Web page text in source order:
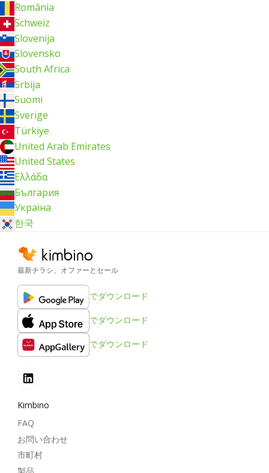
România
Schweiz
Slovenija
Slovensko
South Africa
Srbija
Suomi
Sverige
Türkiye
United Arab Emirates
United States
Ελλάδα
България
Україна
한국
最新チラシ、オファーとセール
でダウンロード
でダウンロード
でダウンロード
Kimbino
FAQ
お問い合わせ
市町村